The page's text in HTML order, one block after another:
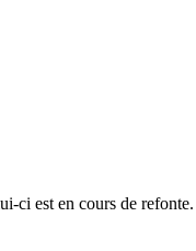
ci est en cours de